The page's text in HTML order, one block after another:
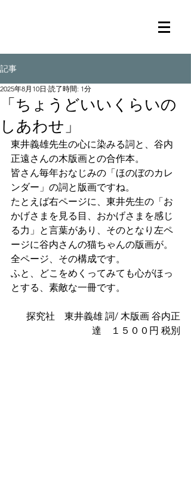
記事
「ちょうどいいくらいの
しあわせ」
2025年8月10日 読了時間: 1分
東井義雄先生の心に染みる詞と、谷内
正遠さんの木版画との合作本。
皆さん毎年おなじみの「ほのぼのカレ
ンダー」の詞と版画ですね。
たとえば右ページに、東井先生の「お
かげさまを見る目、おかげさまを感じ
る力」と言葉があり、そのとなり左ペ
ージに谷内さんの猫ちゃんの版画が。
全ページ、その構成です。
ふと、どこをめくってみても心がほっ
とする、素敵な一冊です。
探究社　東井義雄 詞/ 木版画 谷内正
達　１５００円 税別